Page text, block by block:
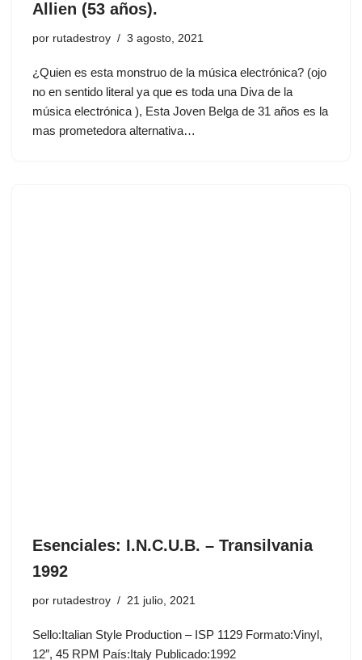
Allien (53 años).
por rutadestroy 3 agosto, 2021
¿Quien es esta monstruo de la música electrónica? (ojo
no en sentido literal ya que es toda una Diva de la
música electrónica ), Esta Joven Belga de 31 años es la
mas prometedora alternativa…
Esenciales: I.N.C.U.B. ‎– Transilvania
1992
por rutadestroy 21 julio, 2021
Sello:Italian Style Production ‎– ISP 1129 Formato:Vinyl,
12″, 45 RPM País:Italy Publicado:1992